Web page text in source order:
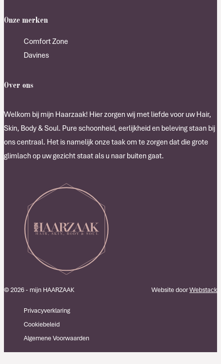
Onze merken
Comfort Zone
Davines
Over ons
Welkom bij mijn Haarzaak! Hier zorgen wij met liefde voor uw Hair,
Skin, Body & Soul. Pure schoonheid, eerlijkheid en beleving staan bij
ons centraal. Het is namelijk onze taak om te zorgen dat die grote
glimlach op uw gezicht staat als u naar buiten gaat.
© 2026 - mijn HAARZAAK
Privacyverklaring
Cookiebeleid
Algemene Voorwaarden
Website doorWebstack